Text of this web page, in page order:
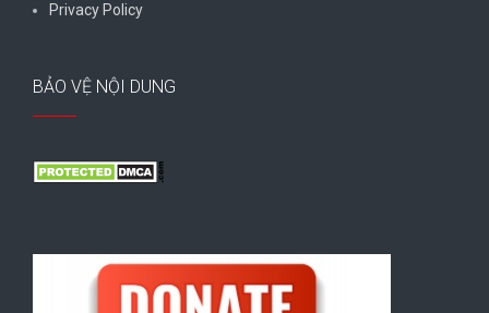
Privacy Policy
BẢO VỆ NỘI DUNG